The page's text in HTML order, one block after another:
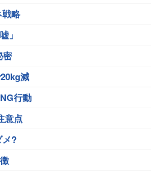
略
」
密
減
行動
意点
メ?